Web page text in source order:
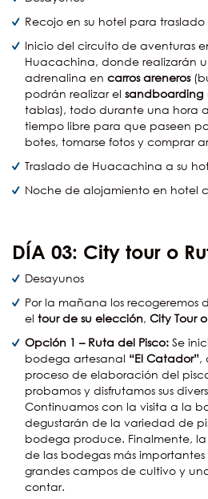
Recojo en su hotel para traslado
Inicio del circuito de aventuras
Huacachina, donde realizarán
adrenalina en carros areneros
podrán realizar el sandboarding
tablas), todo durante una hora
tiempo libre para que paseen
botes, tomarse fotos y comprar
Traslado de Huacachina a su
Noche de alojamiento en hotel
DÍA 03: City tour o
Desayunos
Por la mañana los recogeremos
el tour de su elección, City Tour
Opción 1 – Ruta del Pisco: Se
bodega artesanal “El Catador”,
proceso de elaboración del
probamos y disfrutamos sus
Continuamos con la visita a la
degustarán de la variedad de
bodega produce. Finalmente, la
de las bodegas más
grandes campos de cultivo y
contar.